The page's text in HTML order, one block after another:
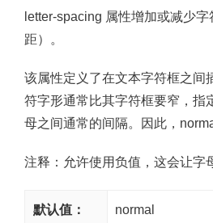
letter-spacing 属性增加或减少
距）。
该属性定义了在文本字符框之间
符字形通常比其字符框要窄，指
母之间通常的间隔。因此，
注释： 允许使用负值，这会让字
默认值： normal